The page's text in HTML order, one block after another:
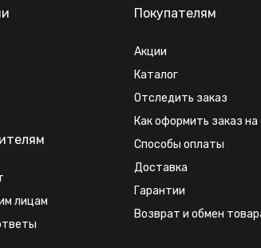
лицам
Покупателям
Акции
Каталог
Отследить заказ
Как оформить заказ на
Способы оплаты
Доставка
Гарантии
Возврат и обмен